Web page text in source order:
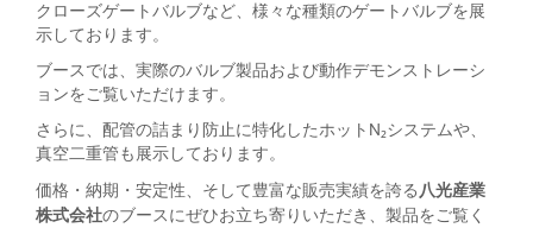
クローズゲートバルブなど、様々な種類のゲートバルブを展
示しております。
ブースでは、実際のバルブ製品および動作デモンストレーシ
ョンをご覧いただけます。
さらに、配管の詰まり防止に特化したホットN₂システムや、
真空二重管も展示しております。
価格・納期・安定性、そして豊富な販売実績を誇る八光産業
株式会社のブースにぜひお立ち寄りいただき、製品をご覧く